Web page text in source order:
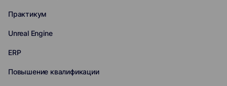
Практикум
Unreal Engine
ERP
Повышение квалификации